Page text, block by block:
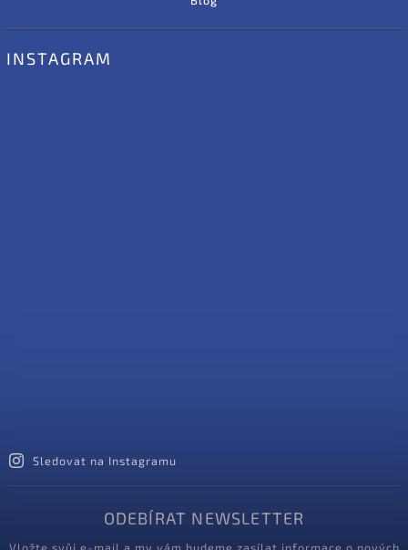
INSTAGRAM
Sledovat na Instagramu
ODEBÍRAT NEWSLETTER